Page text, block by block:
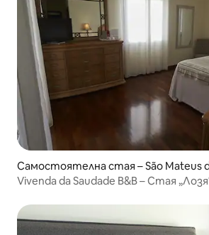
Самостоятелна стая – São Mateus
Vivenda da Saudade B&B – Стая